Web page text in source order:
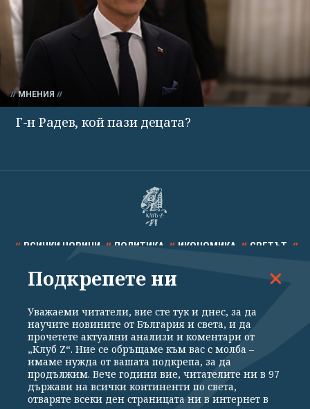
МНЕНИЯ
Г-н Радев, кой пази децата?
ВСИЧКИ НОВИНИ ПОЛИТИКА ИКОНОМИКА СВЕТЪТ
СПОРТ КУЛТУРА ТЕХНОЛОГИИ КАЛЕЙДОСКОП
Общи условия
Политика за поверителност
Реклама
Партньори Контакти За Клуб Z
Подкрепете ни
Уважаеми читатели, вие сте тук и днес, за да
научите новините от България и света, и да
прочетете актуални анализи и коментари от
„Клуб Z“. Ние се обръщаме към вас с молба –
имаме нужда от вашата подкрепа, за да
продължим. Вече години вие, читателите ни в 97
държави на всички континенти по света,
отваряте всеки ден страницата ни в интернет в